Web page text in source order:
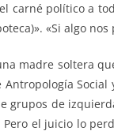
carné político a
«Si algo
madre soltera
grupos de
el juicio lo